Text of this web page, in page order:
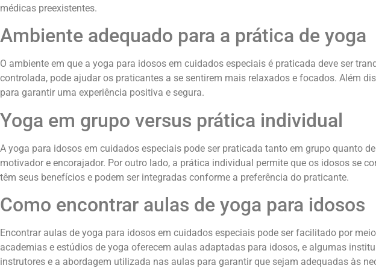
médicas preexistentes.
Ambiente adequado para a prática de yoga
O ambiente em que a yoga para idosos em cuidados especiais é praticada deve ser
controlada, pode ajudar os praticantes a se sentirem mais relaxados e focados. Além
para garantir uma experiência positiva e segura.
Yoga em grupo versus prática individual
A yoga para idosos em cuidados especiais pode ser praticada tanto em grupo quanto
motivador e encorajador. Por outro lado, a prática individual permite que os idosos se
têm seus benefícios e podem ser integradas conforme a preferência do praticante.
Como encontrar aulas de yoga para idosos
Encontrar aulas de yoga para idosos em cuidados especiais pode ser facilitado por
academias e estúdios de yoga oferecem aulas adaptadas para idosos, e algumas
instrutores e a abordagem utilizada nas aulas para garantir que sejam adequadas às